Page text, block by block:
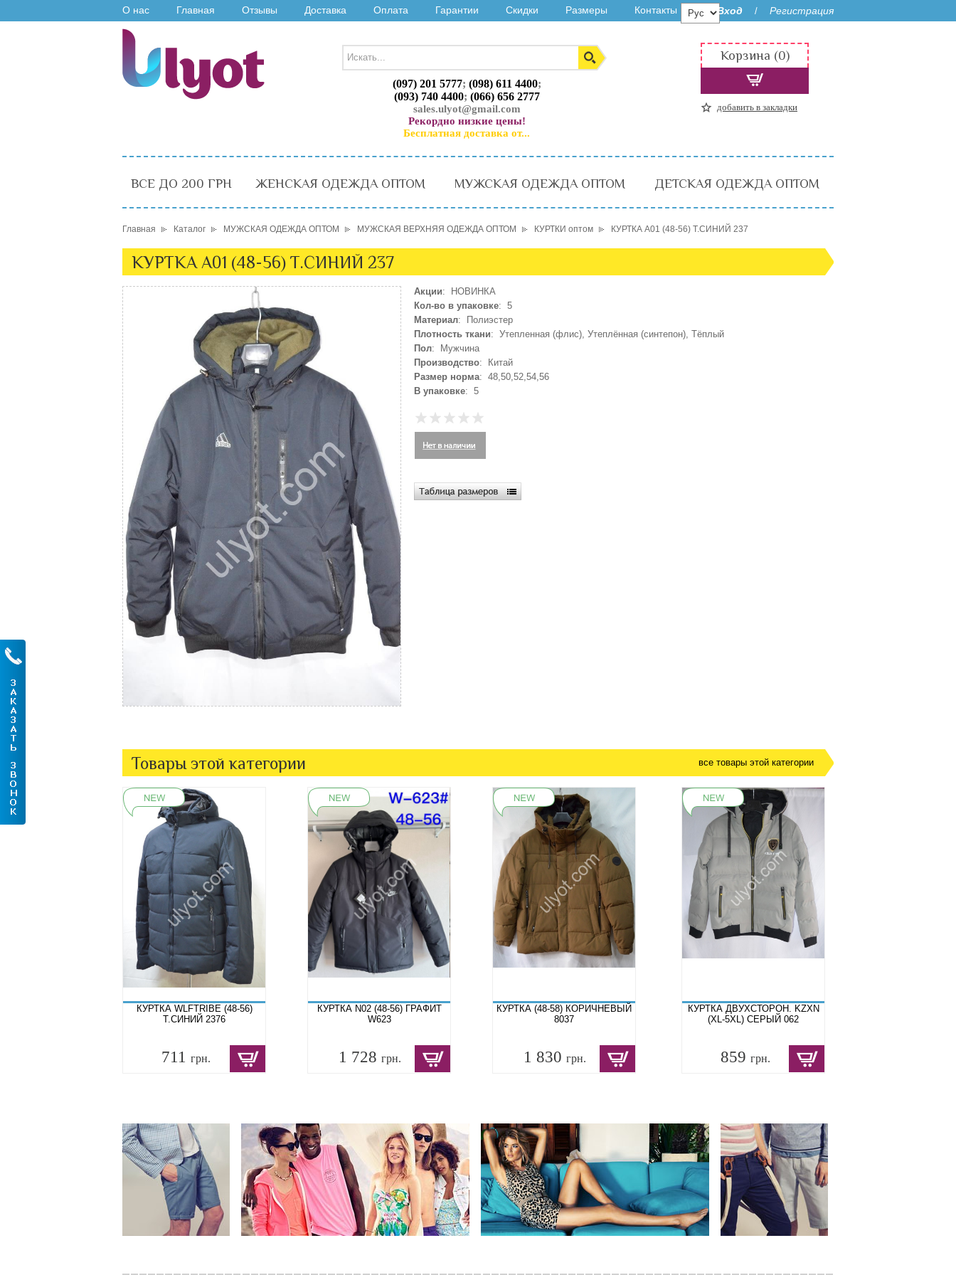
О нас Главная Отзывы Доставка Оплата Гарантии Скидки Размеры Контакты Вход / Регистрация
(097) 201 5777; (098) 611 4400;
(093) 740 4400; (066) 656 2777
sales.ulyot@gmail.com
Рекордно низкие цены!
Бесплатная доставка от...
Корзина (0)
добавить в закладки
ВСЕ ДО 200 ГРН ЖЕНСКАЯ ОДЕЖДА ОПТОМ МУЖСКАЯ ОДЕЖДА ОПТОМ ДЕТСКАЯ ОДЕЖДА ОПТОМ
Главная Каталог МУЖСКАЯ ОДЕЖДА ОПТОМ МУЖСКАЯ ВЕРХНЯЯ ОДЕЖДА ОПТОМ КУРТКИ оптом КУРТКА A01 (48-56) Т.СИНИЙ 237
КУРТКА A01 (48-56) Т.СИНИЙ 237
Акции: НОВИНКА
Кол-во в упаковке: 5
Материал: Полиэстер
Плотность ткани: Утепленная (флис), Утеплённая (синтепон), Тёплый
Пол: Мужчина
Производство: Китай
Размер норма: 48,50,52,54,56
В упаковке: 5
Товары этой категории все товары этой категории
КУРТКА WLFTRIBE (48-56)
Т.СИНИЙ 2376
711 грн.
КУРТКА N02 (48-56) ГРАФИТ
W623
1 728 грн.
КУРТКА (48-58) КОРИЧНЕВЫЙ
8037
1 830 грн.
КУРТКА ДВУХСТОРОН. KZXN
(XL-5XL) СЕРЫЙ 062
859 грн.